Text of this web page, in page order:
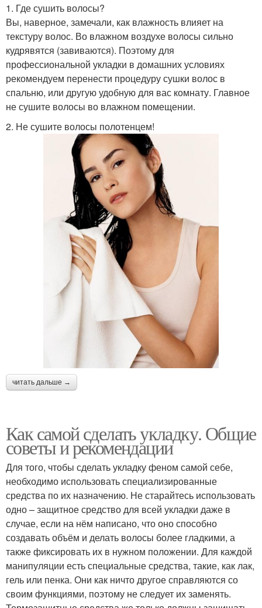
1. Где сушить волосы?
Вы, наверное, замечали, как влажность влияет на
текстуру волос. Во влажном воздухе волосы сильно
кудрявятся (завиваются). Поэтому для
профессиональной укладки в домашних условиях
рекомендуем перенести процедуру сушки волос в
спальню, или другую удобную для вас комнату. Главное
не сушите волосы во влажном помещении.
2. Не сушите волосы полотенцем!
читать дальше →
Как самой сделать укладку. Общие
советы и рекомендации
Для того, чтобы сделать укладку феном самой себе,
необходимо использовать специализированные
средства по их назначению. Не старайтесь использовать
одно – защитное средство для всей укладки даже в
случае, если на нём написано, что оно способно
создавать объём и делать волосы более гладкими, а
также фиксировать их в нужном положении. Для каждой
манипуляции есть специальные средства, такие, как лак,
гель или пенка. Они как ничто другое справляются со
своим функциями, поэтому не следует их заменять.